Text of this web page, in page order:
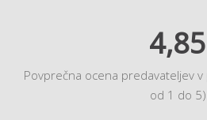
4,85
Povprečna ocena predavateljev
od 1 do 5)